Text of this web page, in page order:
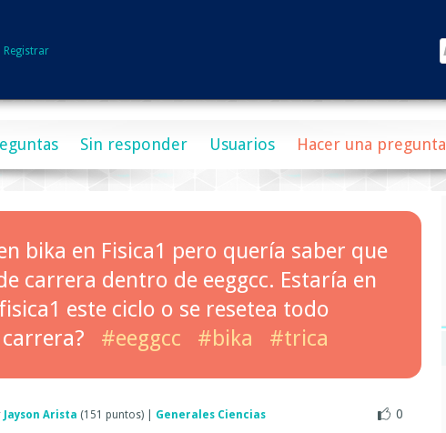
Registrar
Sin responder Usuarios Hacer una pregunta
bika en Fisica1 pero quería saber que
carrera dentro de eeggcc. Estaría en
este ciclo o se resetea todo
#eeggcc #bika #trica
0
Jayson Arista (151 puntos) Generales Ciencias